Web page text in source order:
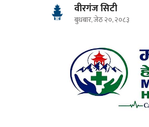
वीरगंज सिटी
बुधबार, जेठ २०, २०८३